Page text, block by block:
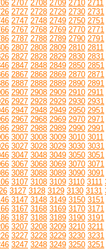
2707 2708 2709 2710 2711
2727 2728 2729 2730 2731
2747 2748 2749 2750 2751
2767 2768 2769 2770 2771
2787 2788 2789 2790 2791
2807 2808 2809 2810 2811
2827 2828 2829 2830 2831
2847 2848 2849 2850 2851
2867 2868 2869 2870 2871
2887 2888 2889 2890 2891
2907 2908 2909 2910 2911
2927 2928 2929 2930 2931
2947 2948 2949 2950 2951
2967 2968 2969 2970 2971
2987 2988 2989 2990 2991
3007 3008 3009 3010 3011
3027 3028 3029 3030 3031
3047 3048 3049 3050 3051
3067 3068 3069 3070 3071
3087 3088 3089 3090 3091
3107 3108 3109 3110 3111
3127 3128 3129 3130 3131
3147 3148 3149 3150 3151
3167 3168 3169 3170 3171
3187 3188 3189 3190 3191
3207 3208 3209 3210 3211
3227 3228 3229 3230 3231
3247 3248 3249 3250 3251